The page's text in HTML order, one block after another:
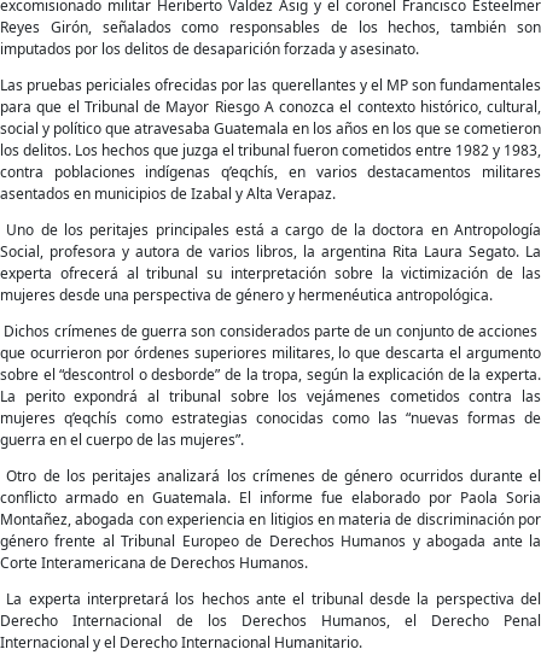
excomisionado militar Heriberto Valdez Asig y el coronel Francisco Esteelmer
Reyes Girón, señalados como responsables de los hechos, también son
imputados por los delitos de desaparición forzada y asesinato.
Las pruebas periciales ofrecidas por las querellantes y el MP son fundamentales
para que el Tribunal de Mayor Riesgo A conozca el contexto histórico, cultural,
social y político que atravesaba Guatemala en los años en los que se cometieron
los delitos. Los hechos que juzga el tribunal fueron cometidos entre 1982 y 1983,
contra poblaciones indígenas q’eqchís, en varios destacamentos militares
asentados en municipios de Izabal y Alta Verapaz.
Uno de los peritajes principales está a cargo de la doctora en Antropología
Social, profesora y autora de varios libros, la argentina Rita Laura Segato. La
experta ofrecerá al tribunal su interpretación sobre la victimización de las
mujeres desde una perspectiva de género y hermenéutica antropológica.
Dichos crímenes de guerra son considerados parte de un conjunto de acciones
que ocurrieron por órdenes superiores militares, lo que descarta el argumento
sobre el “descontrol o desborde” de la tropa, según la explicación de la experta.
La perito expondrá al tribunal sobre los vejámenes cometidos contra las
mujeres q’eqchís como estrategias conocidas como las “nuevas formas de
guerra en el cuerpo de las mujeres”.
Otro de los peritajes analizará los crímenes de género ocurridos durante el
conflicto armado en Guatemala. El informe fue elaborado por Paola Soria
Montañez, abogada con experiencia en litigios en materia de discriminación por
género frente al Tribunal Europeo de Derechos Humanos y abogada ante la
Corte Interamericana de Derechos Humanos.
La experta interpretará los hechos ante el tribunal desde la perspectiva del
Derecho Internacional de los Derechos Humanos, el Derecho Penal
Internacional y el Derecho Internacional Humanitario.